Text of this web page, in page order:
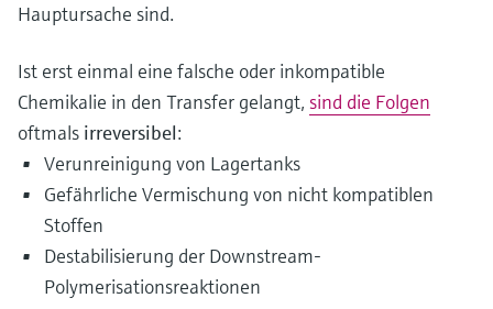
Hauptursache sind.
Ist erst einmal eine falsche oder inkompatible
Chemikalie in den Transfer gelangt, sind die Folgen
oftmals irreversibel:
Verunreinigung von Lagertanks
Gefährliche Vermischung von nicht kompatiblen
Stoffen
Destabilisierung der Downstream-
Polymerisationsreaktionen